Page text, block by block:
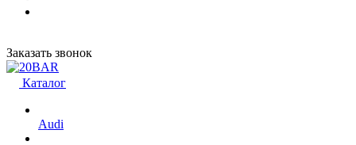
Заказать звонок
Каталог
Audi